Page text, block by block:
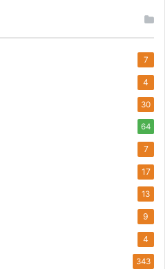
7
4
30
64
7
17
13
9
4
343